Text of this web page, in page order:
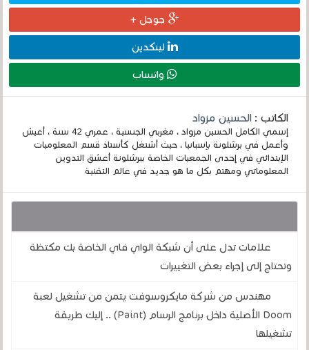
جوجل +
لينكدين
واتساب
الكاتب :الحسين مزواد
إسمي الكامل الحسين مزواد ، مغربي الجنسية ، عمري 42 سنة ، أعيش
وأعمل في برشلونة بإسبانيا ، حيث أشتغل كأستاذ قسم المعلوميات
الإبتدائي في إحدى الجمعيات الخاصة ببرشلونة أعشق التدوين
المعلوماتي ومهتم بكل ما هو جديد في عالم التقنية
علامات تدل على أن شبكة الواي فاي الخاصة بك مكتظة
وتحتاج إلى إجراء بعض التغييرات
مهندس من شركة مايكروسوفت يتمن من تشغيل لعبة
Doom الأصلية داخل برنامج الرسام (Paint) .. إليك طريقة
تشغيلها